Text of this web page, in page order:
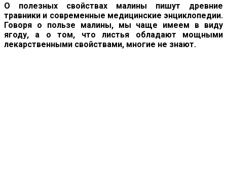
О полезных свойствах малины пишут древние
травники и современные медицинские энциклопедии.
Говоря о пользе малины, мы чаще имеем в виду
ягоду, а о том, что листья обладают мощными
лекарственными свойствами, многие не знают.